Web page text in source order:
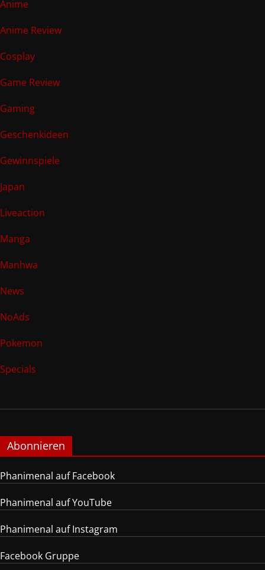
Anime
Anime Review
Cosplay
Game Review
Gaming
Geschenkideen
Gewinnspiele
Japan
Liveaction
Manga
Manhwa
News
NoAds
Pokemon
Specials
Abonnieren
Phanimenal auf Facebook
Phanimenal auf YouTube
Phanimenal auf Instagram
Facebook Gruppe